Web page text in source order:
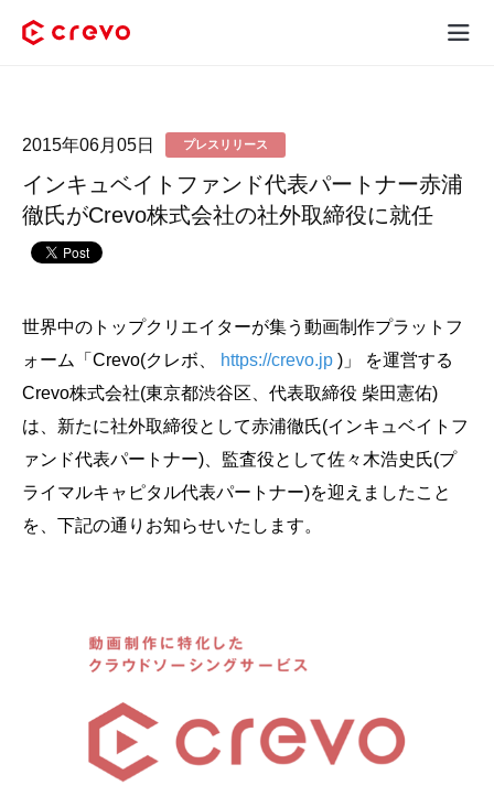
採用コンテンツ制作
サービス
制作実績
料金
お客様の声
お役立ち情報
会社概要
- 動画に関するご相談はこちら -
お問合わせ・無料見積もり
インキュベイトファンド代表パートナー赤浦
徹氏がCrevo株式会社の社外取締役に就任
プレスリリース
2015年06月05日
世界中のトップクリエイターが集う動画制作プラットフ
ォーム「Crevo(クレボ、
https://crevo.jp )」 を運営する
Crevo株式会社(東京都渋谷区、代表取締役 柴田憲佑)
は、新たに社外取締役として赤浦徹氏(インキュベイトフ
ァンド代表パートナー)、監査役として佐々木浩史氏(プ
ライマルキャピタル代表パートナー)を迎えましたこと
を、下記の通りお知らせいたします。